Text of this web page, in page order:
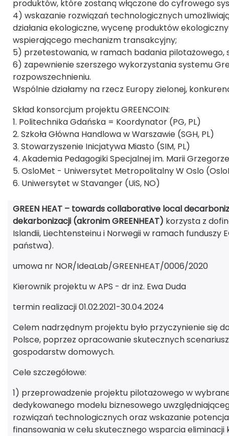
produktów, które zostaną włączone do cyfrowego
4) wskazanie rozwiązań technologicznych
działania ekologiczne, wycenę produktów
wspierającego mechanizm transakcyjny;
5) przetestowania, w ramach badania
6) zapewnienie szerszego wykorzystania systemu
rozpowszechnieniu.
Wspólnie działamy na rzecz Europy zielonej,
Skład konsorcjum projektu GREENCOIN:
1. Politechnika Gdańska = Koordynator (PG, PL)
2. Szkoła Główna Handlowa w Warszawie (SGH, PL)
3. Stowarzyszenie Inicjatywa Miasto (SIM, PL)
4. Akademia Pedagogiki Specjalnej im. Marii
5. OsloMet - Uniwersytet Metropolitalny W Oslo
6. Uniwersytet w Stavanger (UiS, NO)
GREEN HEAT – towards collaborative local
dekarbonizacji (akronim GREENHEAT) korzysta z
Islandii, Liechtensteinu i Norwegii w ramach funduszy
państwa).
umowa nr NOR/IdeaLab/GREENHEAT/0006/2020
Kierownik projektu w APS - dr inż. Ewa Duda
termin realizacji 01.02.2021-30.04.2024
Celem nadrzędnym projektu było przyczynienie się
Polsce, poprzez opracowanie skutecznych
gospodarstw domowych.
Cele szczegółowe:
1) przeprowadzenie projektu pilotażowego w
dedykowanego modelu biznesowego
rozwiązań technologicznych oraz wskazanie
finansowania w celu skutecznego wsparcia eliminacji